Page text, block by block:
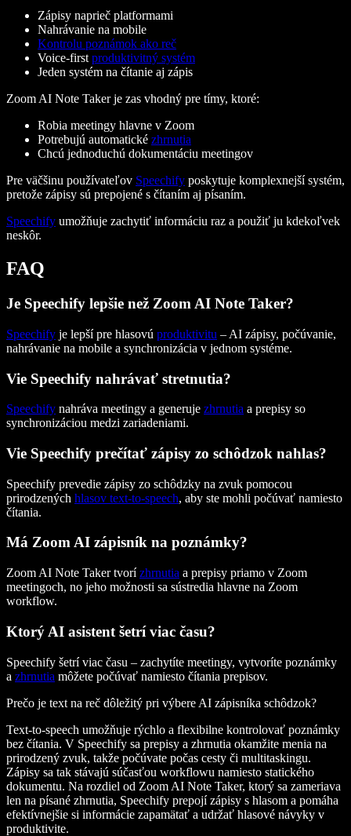
Zápisy naprieč platformami
Nahrávanie na mobile
Kontrolu poznámok ako reč
Voice-first produktivitný systém
Jeden systém na čítanie aj zápis
Zoom AI Note Taker je zas vhodný pre tímy, ktoré:
Robia meetingy hlavne v Zoom
Potrebujú automatické zhrnutia
Chcú jednoduchú dokumentáciu meetingov
Pre väčšinu používateľov Speechify poskytuje komplexnejší systém,
pretože zápisy sú prepojené s čítaním aj písaním.
Speechify umožňuje zachytiť informáciu raz a použiť ju kdekoľvek
neskôr.
FAQ
Je Speechify lepšie než Zoom AI Note Taker?
Speechify je lepší pre hlasovú produktivitu – AI zápisy, počúvanie,
nahrávanie na mobile a synchronizácia v jednom systéme.
Vie Speechify nahrávať stretnutia?
Speechify nahráva meetingy a generuje zhrnutia a prepisy so
synchronizáciou medzi zariadeniami.
Vie Speechify prečítať zápisy zo schôdzok nahlas?
Speechify prevedie zápisy zo schôdzky na zvuk pomocou
prirodzených hlasov text-to-speech, aby ste mohli počúvať namiesto
čítania.
Má Zoom AI zápisník na poznámky?
Zoom AI Note Taker tvorízhrnutia a prepisy priamo v Zoom
meetingoch, no jeho možnosti sa sústredia hlavne na Zoom
workflow.
Ktorý AI asistent šetrí viac času?
Speechify šetrí viac času – zachytíte meetingy, vytvoríte poznámky
a zhrnutia môžete počúvať namiesto čítania prepisov.
Prečo je text na reč dôležitý pri výbere AI zápisníka schôdzok?
Text-to-speech umožňuje rýchlo a flexibilne kontrolovať poznámky
bez čítania. V Speechify sa prepisy a zhrnutia okamžite menia na
prirodzený zvuk, takže počúvate počas cesty či multitaskingu.
Zápisy sa tak stávajú súčasťou workflowu namiesto statického
dokumentu. Na rozdiel od Zoom AI Note Taker, ktorý sa zameriava
len na písané zhrnutia, Speechify prepojí zápisy s hlasom a pomáha
efektívnejšie si informácie zapamätať a udržať hlasové návyky v
produktivite.